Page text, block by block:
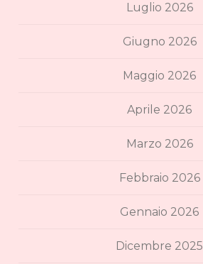
Luglio 2026
Giugno 2026
Maggio 2026
Aprile 2026
Marzo 2026
Febbraio 2026
Gennaio 2026
Dicembre 2025